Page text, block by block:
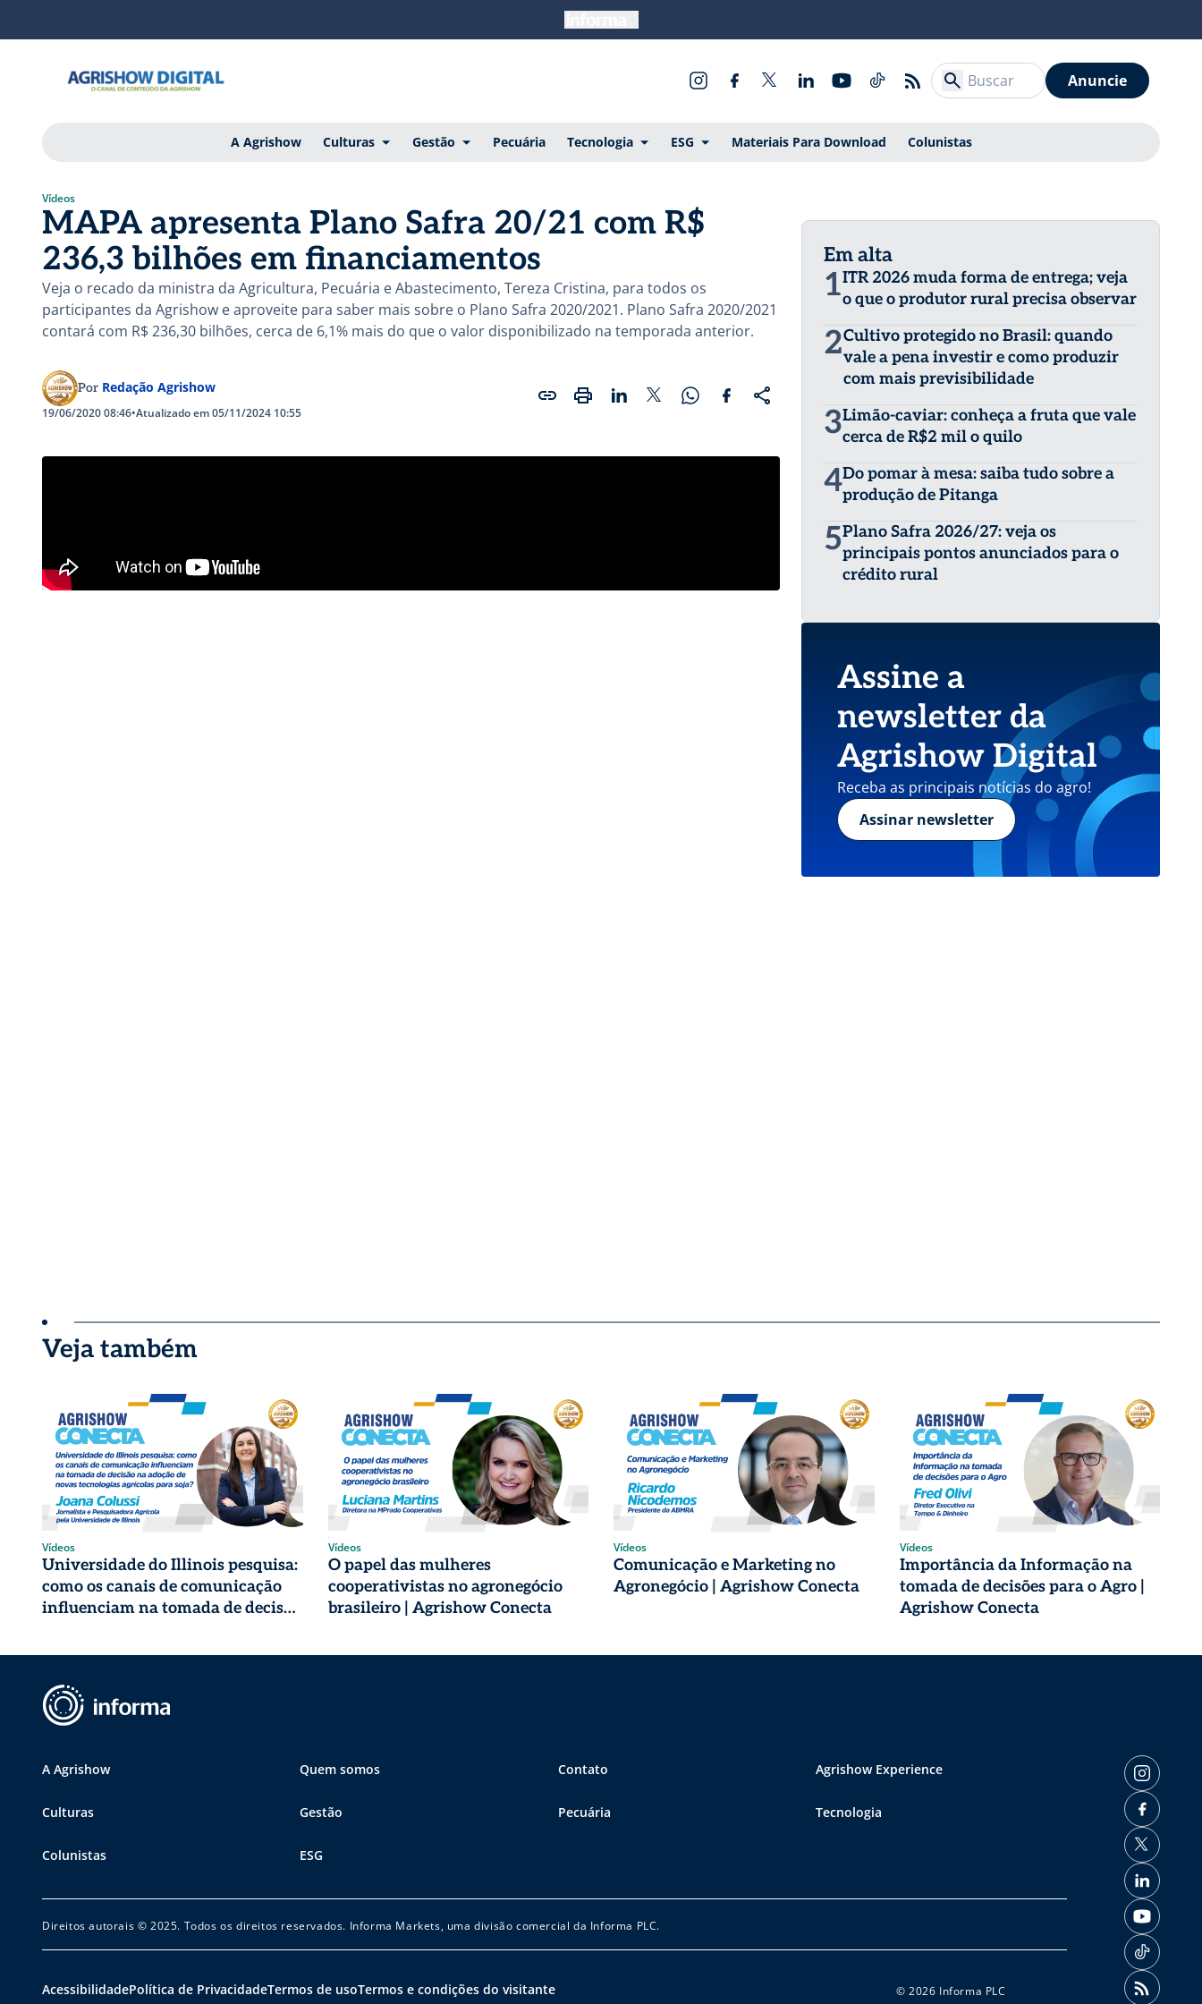
Anuncie
A Agrishow Culturas Gestão Pecuária Tecnologia ESG Materiais Para Download Colunistas
Vídeos
MAPA apresenta Plano Safra 20/21 com R$
236,3 bilhões em financiamentos
Veja o recado da ministra da Agricultura, Pecuária e Abastecimento, Tereza Cristina, para todos os
participantes da Agrishow e aproveite para saber mais sobre o Plano Safra 2020/2021. Plano Safra 2020/2021
contará com R$ 236,30 bilhões, cerca de 6,1% mais do que o valor disponibilizado na temporada anterior.
Por Redação Agrishow
19/06/2020 08:46•Atualizado em 05/11/2024 10:55
Em alta
1ITR 2026 muda forma de entrega; veja
o que o produtor rural precisa observar
2Cultivo protegido no Brasil: quando
vale a pena investir e como produzir
com mais previsibilidade
3Limão-caviar: conheça a fruta que vale
cerca de R$2 mil o quilo
4Do pomar à mesa: saiba tudo sobre a
produção de Pitanga
5Plano Safra 2026/27: veja os
principais pontos anunciados para o
crédito rural
Assine a
newsletter da
Agrishow Digital
Receba as principais notícias do agro!
Assinar newsletter
Veja também
Vídeos
Universidade do Illinois pesquisa:
como os canais de comunicação
influenciam na tomada de decisão
agrícolas para soja? | Agrishow
Vídeos
O papel das mulheres
cooperativistas no agronegócio
brasileiro | Agrishow Conecta
Vídeos
Comunicação e Marketing no
Agronegócio | Agrishow Conecta
Vídeos
Importância da Informação na
tomada de decisões para o Agro |
Agrishow Conecta
A Agrishow Quem somos Contato Agrishow Experience
Culturas Gestão Pecuária Tecnologia
Colunistas ESG
Direitos autorais © 2025. Todos os direitos reservados. Informa Markets, uma divisão comercial da Informa PLC.
AcessibilidadePolítica de PrivacidadeTermos de usoTermos e condições do visitante © 2026 Informa PLC